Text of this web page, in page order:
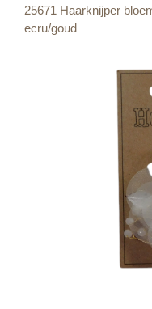
25671 Haarknijper
ecru/goud